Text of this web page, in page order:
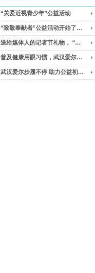
“关爱近视青少年”公益活动
“致敬奉献者”公益活动开始了…
送给媒体人的记者节礼物， “…
普及健康用眼习惯，武汉爱尔…
武汉爱尔步履不停 助力公益初…